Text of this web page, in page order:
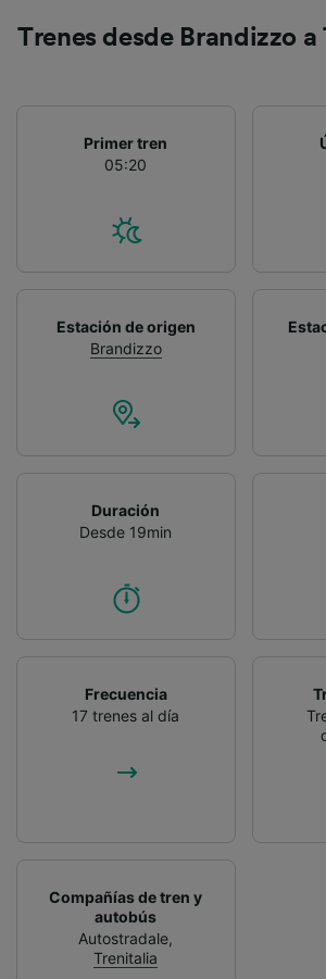
Trenes desde Brandizzo a
Primer tren
05:20
Estación de origen
Brandizzo
Duración
Desde 19min
Frecuencia
17 trenes al día
Compañías de tren y
autobús
Autostradale,
Trenitalia